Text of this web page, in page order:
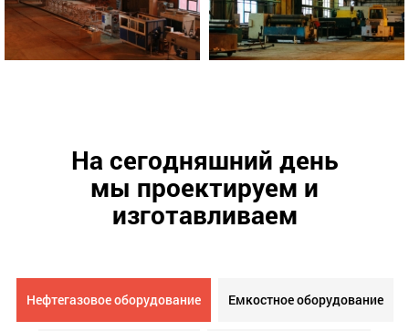
На сегодняшний день
мы проектируем и
изготавливаем
Нефтегазовое оборудование Емкостное оборудование